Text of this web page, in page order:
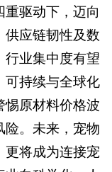
驱动下，迈向
供应链韧性及数
行业集中度有望
可持续与全球化
惕原材料价格波
险。未来，宠物
更将成为连接宠